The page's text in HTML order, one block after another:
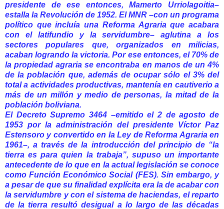
presidente de ese entonces, Mamerto Urriolagoitia–
estalla la Revolución de 1952. El MNR –con un programa
político que incluía una Reforma Agraria que acabara
con el latifundio y la servidumbre– aglutina a los
sectores populares que, organizados en milicias,
acaban logrando la victoria. Por ese entonces, el 70% de
la propiedad agraria se encontraba en manos de un 4%
de la población que, además de ocupar sólo el 3% del
total a actividades productivas, mantenía en cautiverio a
más de un millón y medio de personas, la mitad de la
población boliviana.
El Decreto Supremo 3464 –emitido el 2 de agosto de
1953 por la administración del presidente Víctor Paz
Estensoro y convertido en la Ley de Reforma Agraria en
1961–, a través de la introducción del principio de “la
tierra es para quien la trabaja”, supuso un importante
antecedente de lo que en la actual legislación se conoce
como Función Económico Social (FES). Sin embargo, y
a pesar de que su finalidad explícita era la de acabar con
la servidumbre y con el sistema de haciendas, el reparto
de la tierra resultó desigual a lo largo de las décadas